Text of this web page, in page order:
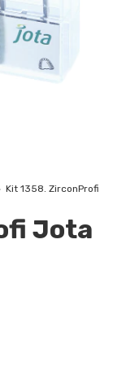
Kit 1358. ZirconProfi
Jota